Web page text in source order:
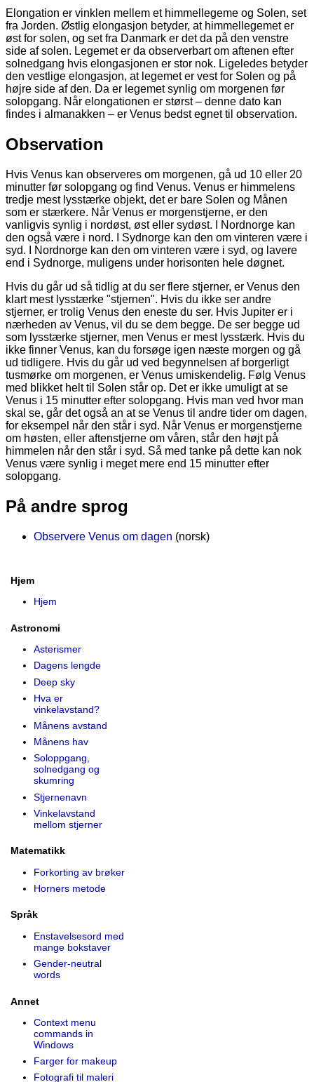
Elongation er vinklen mellem et himmellegeme og Solen, set
fra Jorden. Østlig elongasjon betyder, at himmellegemet er
øst for solen, og set fra Danmark er det da på den venstre
side af solen. Legemet er da observerbart om aftenen efter
solnedgang hvis elongasjonen er stor nok. Ligeledes betyder
den vestlige elongasjon, at legemet er vest for Solen og på
højre side af den. Da er legemet synlig om morgenen før
solopgang. Når elongationen er størst – denne dato kan
findes i almanakken – er Venus bedst egnet til observation.
Observation
Hvis Venus kan observeres om morgenen, gå ud 10 eller 20
minutter før solopgang og find Venus. Venus er himmelens
tredje mest lysstærke objekt, det er bare Solen og Månen
som er stærkere. Når Venus er morgenstjerne, er den
vanligvis synlig i nordøst, øst eller sydøst. I Nordnorge kan
den også være i nord. I Sydnorge kan den om vinteren være i
syd. I Nordnorge kan den om vinteren være i syd, og lavere
end i Sydnorge, muligens under horisonten hele døgnet.
Hvis du går ud så tidlig at du ser flere stjerner, er Venus den
klart mest lysstærke "stjernen". Hvis du ikke ser andre
stjerner, er trolig Venus den eneste du ser. Hvis Jupiter er i
nærheden av Venus, vil du se dem begge. De ser begge ud
som lysstærke stjerner, men Venus er mest lysstærk. Hvis du
ikke finner Venus, kan du forsøge igen næste morgen og gå
ud tidligere. Hvis du går ud ved begynnelsen af borgerligt
tusmørke om morgenen, er Venus umiskendelig. Følg Venus
med blikket helt til Solen står op. Det er ikke umuligt at se
Venus i 15 minutter efter solopgang. Hvis man ved hvor man
skal se, går det også an at se Venus til andre tider om dagen,
for eksempel når den står i syd. Når Venus er morgenstjerne
om høsten, eller aftenstjerne om våren, står den højt på
himmelen når den står i syd. Så med tanke på dette kan nok
Venus være synlig i meget mere end 15 minutter efter
solopgang.
På andre sprog
Observere Venus om dagen (norsk)
Hjem
Hjem
Astronomi
Asterismer
Dagens lengde
Deep sky
Hva er
vinkelavstand?
Månens avstand
Månens hav
Soloppgang,
solnedgang og
skumring
Stjernenavn
Vinkelavstand
mellom stjerner
Matematikk
Forkorting av brøker
Horners metode
Språk
Enstavelsesord med
mange bokstaver
Gender-neutral
words
Annet
Context menu
commands in
Windows
Farger for makeup
Fotografi til maleri